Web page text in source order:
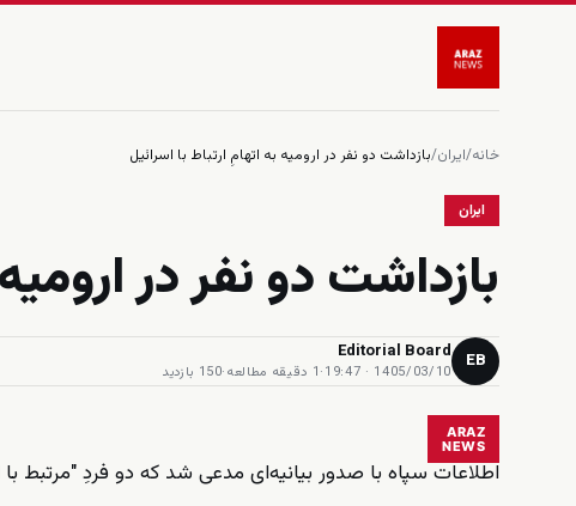
خانه/ایران/بازداشت دو نفر در ارومیه به اتهامِ ارتباط با اسرائیل
ایران
بازداشت دو نفر در
EB
Editorial Board
1405/03/10 · 19:47
·1 دقیقه مطالعه ·150 بازدید
ARAZ
NEWS
اطلاعات سپاه با صدور بیانیه‌ای مدعی شد که دو فردِ "مرتبط